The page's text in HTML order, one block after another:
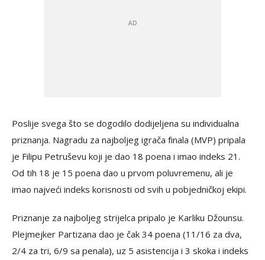
Poslije svega što se dogodilo dodijeljena su individualna
priznanja. Nagradu za najboljeg igrača finala (MVP) pripala
je Filipu Petruševu koji je dao 18 poena i imao indeks 21.
Od tih 18 je 15 poena dao u prvom poluvremenu, ali je
imao najveći indeks korisnosti od svih u pobjedničkoj ekipi.
Priznanje za najboljeg strijelca pripalo je Karliku Džounsu.
Plejmejker Partizana dao je čak 34 poena (11/16 za dva,
2/4 za tri, 6/9 sa penala), uz 5 asistencija i 3 skoka i indeks